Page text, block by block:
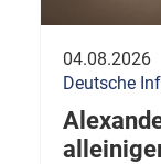
04.08.2026
Deutsche